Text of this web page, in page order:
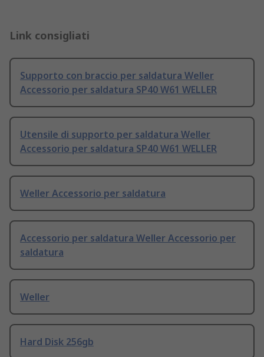
Link consigliati
Supporto con braccio per saldatura Weller
Accessorio per saldatura SP40 W61 WELLER
Utensile di supporto per saldatura Weller
Accessorio per saldatura SP40 W61 WELLER
Weller Accessorio per saldatura
Accessorio per saldatura Weller Accessorio per
saldatura
Weller
Hard Disk 256gb